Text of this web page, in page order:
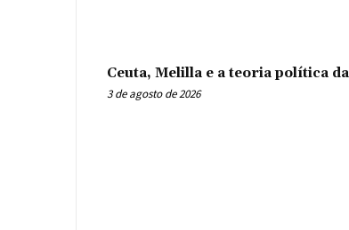
Ceuta, Melilla e a teoria política
3 de agosto de 2026